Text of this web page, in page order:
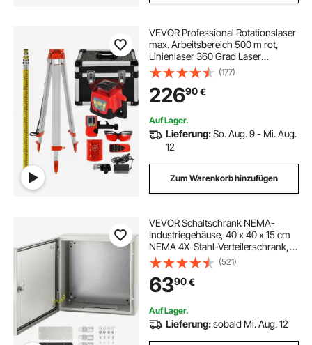
VEVOR Professional Rotationslaser
max. Arbeitsbereich 500 m rot,
Linienlaser 360 Grad Laser
höhenmesser Wasser- und
staubdicht Außenbereich
Arbeitszeit 20 Stunden mit Stativ &
Herrscher Elektrik
(177)
22690€
Auf Lager.
Lieferung:So. Aug. 9 - Mi. Aug.
12
Zum Warenkorb hinzufügen
VEVOR Schaltschrank NEMA-
Industriegehäuse, 40 x 40 x 15 cm
NEMA 4X-Stahl-Verteilerschrank,
IP66 wasser- und staubdicht,
elektrischer Anschlusskasten für
den Außen-/Innenbereich, mit
Montageplatte
(521)
6390€
Auf Lager.
Lieferung:sobald Mi. Aug. 12